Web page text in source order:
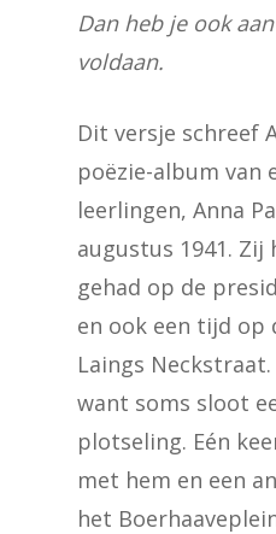
Dan heb je ook aan
voldaan.
Dit versje schreef
poëzie-album van
leerlingen, Anna
augustus 1941. Zij
gehad op de
en ook een tijd op
Laings
want soms sloot
plotseling. Eén
met hem en een
het